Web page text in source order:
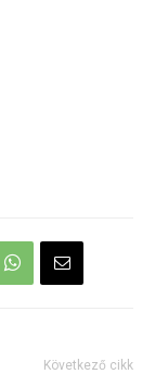
Következő cikk